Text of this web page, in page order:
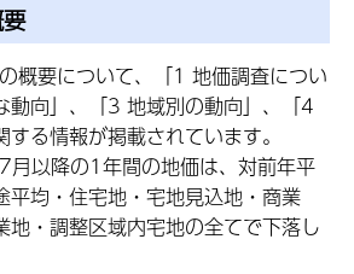
概要について、「1 地価調査につい
動向」、「3 地域別の動向」、「4
る情報が掲載されています。
以降の1年間の地価は、対前年平
平均・住宅地・宅地見込地・商業
地・調整区域内宅地の全てで下落し